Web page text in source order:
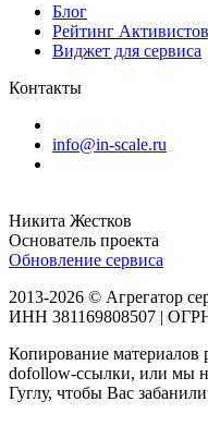
Блог
Рейтинг Активистов
Виджет для сервиса
Контакты
info@in-scale.ru
Никита Жестков
Основатель проекта
Обновление сервиса
2013-2026 © Агрегатор
ИНН 381169808507 |
Копирование материалов
dofollow-ссылки, или мы
Гуглу, чтобы Вас